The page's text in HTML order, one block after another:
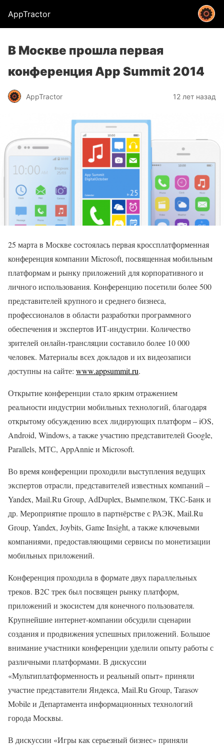
AppTractor
В Москве прошла первая
конференция App Summit 2014
AppTractor 12 лет назад
25 марта в Москве состоялась первая кроссплатформенная
конференция компании Microsoft, посвященная мобильным
платформам и рынку приложений для корпоративного и
личного использования. Конференцию посетили более 500
представителей крупного и среднего бизнеса,
профессионалов в области разработки программного
обеспечения и экспертов ИТ-индустрии. Количество
зрителей онлайн-трансляции составило более 10 000
человек. Материалы всех докладов и их видеозаписи
доступны на сайте: www.appsummit.ru.
Открытие конференции стало ярким отражением
реальности индустрии мобильных технологий, благодаря
открытому обсуждению всех лидирующих платформ – iOS,
Android, Windows, а также участию представителей Google,
Parallels, МТС, AppAnnie и Microsoft.
Во время конференции проходили выступления ведущих
экспертов отрасли, представителей известных компаний –
Yandex, Mail.Ru Group, AdDuplex, Вымпелком, ТКС-Банк и
др. Мероприятие прошло в партнёрстве с РАЭК, Mail.Ru
Group, Yandex, Joybits, Game Insight, а также ключевыми
компаниями, предоставляющими сервисы по монетизации
мобильных приложений.
Конференция проходила в формате двух параллельных
треков. B2C трек был посвящен рынку платформ,
приложений и экосистем для конечного пользователя.
Крупнейшие интернет-компании обсудили сценарии
создания и продвижения успешных приложений. Большое
внимание участники конференции уделили опыту работы с
различными платформами. В дискуссии
«Мультиплатформенность и реальный опыт» приняли
участие представители Яндекса, Mail.Ru Group, Tarasov
Mobile и Департамента информационных технологий
города Москвы.
В дискуссии «Игры как серьезный бизнес» приняли